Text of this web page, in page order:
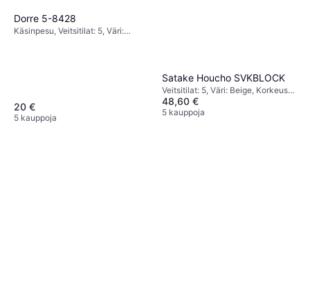
Dorre 5-8428
Käsinpesu, Veitsitilat: 5, Väri:
20 €
5 kauppoja
Satake Houcho SVKBLOCK
Veitsitilat: 5, Väri: Beige, Korkeus:
24 cm, Leveys: 13 cm
48,60 €
5 kauppoja